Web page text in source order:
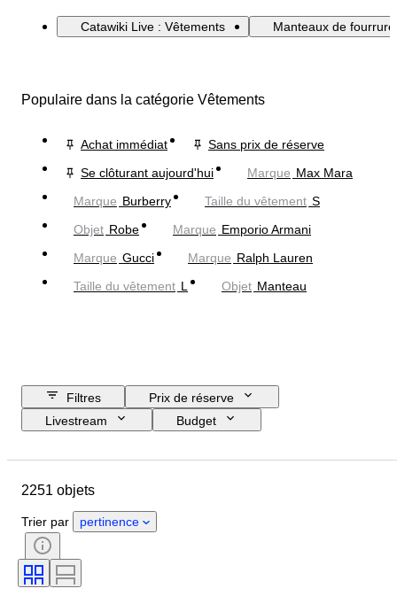
Catawiki Live : Vêtements Manteaux de
Populaire dans la catégorie Vêtements
Achat immédiat
Sans prix de réserve
Se clôturant aujourd'hui
Marque Max Mara
Marque Burberry Taille du vêtement S
Objet Robe Marque Emporio Armani
Marque Gucci Marque Ralph Lauren
Taille du vêtement L Objet Manteau
Filtres
Prix de réserve
Livestream
Budget
Pays d’origine
Genre
État
Style
Couleur
Taille du vêtement
Époque
2251 objets
Trier par pertinence